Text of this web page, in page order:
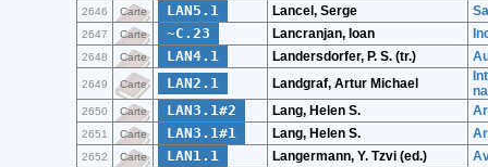
2646 Carte LAN5.1 Lancel, Serge
2647 Carte ~C.23 Lancranjan, Ioan
2648 Carte LAN4.1 Landersdorfer, P. S. (tr.)
2649 Carte LAN2.1 Landgraf, Artur Michael
2650 Carte LAN3.1#2 Lang, Helen S.
2651 Carte LAN3.1#1 Lang, Helen S.
2652 Carte LAN1.1 Langermann, Y. Tzvi (ed.)